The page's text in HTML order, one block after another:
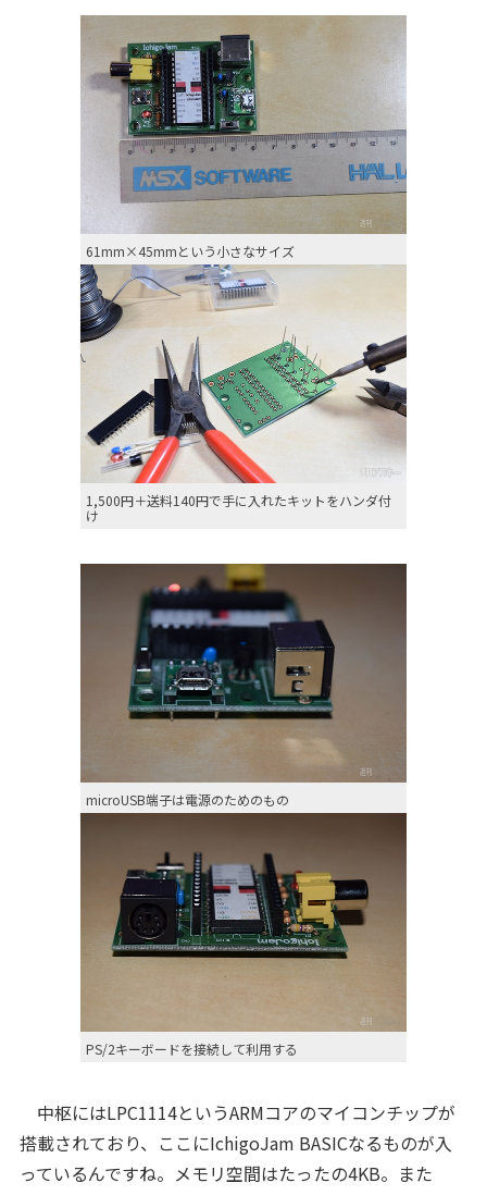
61mm×45mmという小さなサイズ
1,500円＋送料140円で手に入れたキットをハンダ付
け
microUSB端子は電源のためのもの
PS/2キーボードを接続して利用する
中枢にはLPC1114というARMコアのマイコンチップが
搭載されており、ここにIchigoJam BASICなるものが入
っているんですね。メモリ空間はたったの4KB。また